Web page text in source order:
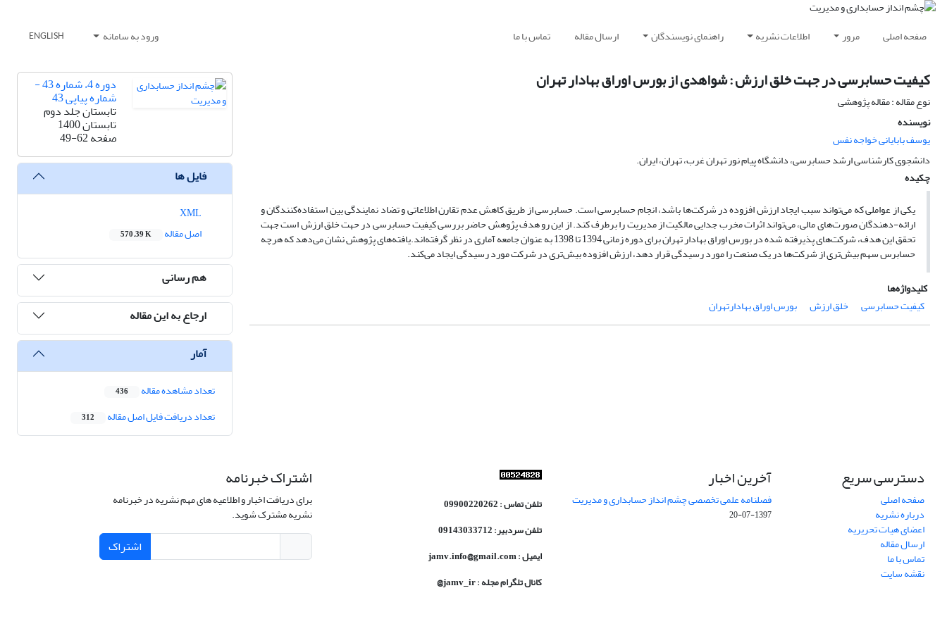
صفحه اصلی مرور اطلاعات نشریه راهنمای نویسندگان ارسال مقاله تماس با ما ورود به سامانه ENGLISH
کیفیت حسابرسی در جهت خلق ارزش : شواهدی از بورس اوراق بهادار تهران
نوع مقاله : مقاله پژوهشی
نویسنده
یوسف بابایانی خواجه نفس
دانشجوی کارشناسی ارشد حسابرسی، دانشگاه پیام نور تهران غرب، تهران، ایران.
چکیده
یکی از عواملی که می‌تواند سبب ایجاد ارزش افزوده در شرکت‌ها باشد، انجام حسابرسی است. حسابرسی از طریق کاهش عدم تقارن اطلاعاتی و تضاد نمایندگی بین استفاده‌کنندگان و
ارائه-دهندگان صورت‌های مالی، می‌تواند اثرات مخرب جدایی مالکیت از مدیریت را برطرف کند. از این رو هدف پژوهش حاضر بررسی کیفیت حسابرسی در حهت خلق ارزش است جهت
تحقق این هدف، شرکت‌های پذیرفته شده در بورس اوراق بهادار تهران برای دوره زمانی 1394 تا 1398 به عنوان جامعه آماری در نظر گرفته‌اند.یافته‌های پژوهش نشان می‌دهد که هرچه
حسابرس سهم بیش‌تری از شرکت‌ها در یک صنعت را مورد رسیدگی قرار دهد، ارزش افزوده بیش‌تری در شرکت مورد رسیدگی ایجاد می‌کند.
کلیدواژه‌ها
کیفیت حسابرسی
خلق ارزش بورس اوراق بهادارتهران
دوره 4، شماره 43 -
شماره پیاپی 43
تابستان جلد دوم
تابستان 1400
صفحه49-62
فایل ها
اصل مقاله
570.39 K
هم رسانی
ارجاع به این مقاله
آمار
تعداد مشاهده مقاله 436
تعداد دریافت فایل اصل مقاله 312
دسترسی سریع
صفحه اصلی
درباره نشریه
اعضای هیات تحریریه
ارسال مقاله
تماس با ما
نقشه سایت
آخرین اخبار
فصلنامه علمی تخصصی چشم انداز حسابداری و مدیریت
1397-07-20
تلفن تماس : 09900220262
تلفن سردبیر: 09143033712
ایمیل : jamv.info@gmail.com
کانال تلگرام مجله : jamv_ir@
اشتراک خبرنامه
برای دریافت اخبار و اطلاعیه های مهم نشریه در خبرنامه
نشریه مشترک شوید.
اشتراک